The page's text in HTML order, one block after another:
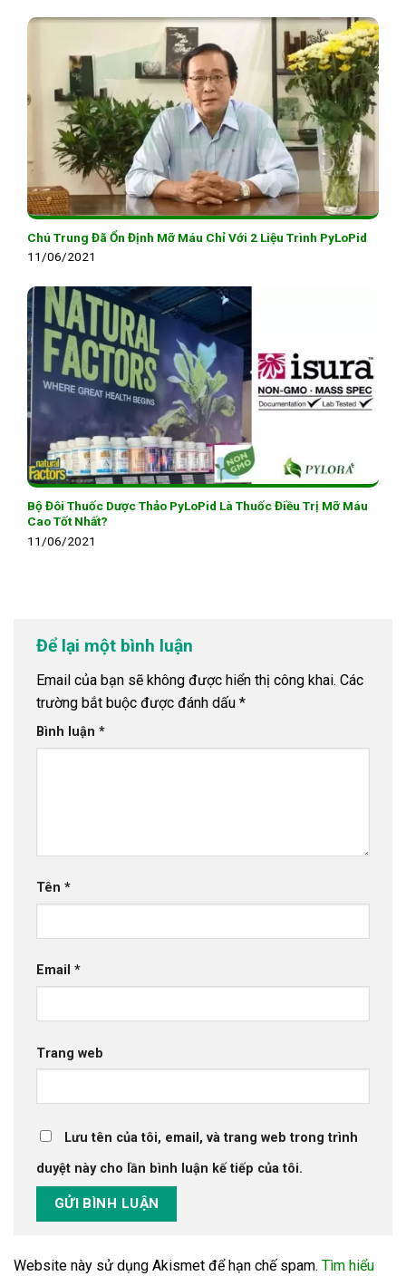
Chú Trung Đã Ổn Định Mỡ Máu Chỉ Với 2 Liệu Trình PyLoPid
11/06/2021
Bộ Đôi Thuốc Dược Thảo PyLoPid Là Thuốc Điều Trị Mỡ Máu
Cao Tốt Nhất?
11/06/2021
Để lại một bình luận
Email của bạn sẽ không được hiển thị công khai. Các
trường bắt buộc được đánh dấu *
Bình luận *
Tên *
Email *
Trang web
Lưu tên của tôi, email, và trang web trong trình
duyệt này cho lần bình luận kế tiếp của tôi.
Website này sử dụng Akismet để hạn chế spam. Tìm hiểu